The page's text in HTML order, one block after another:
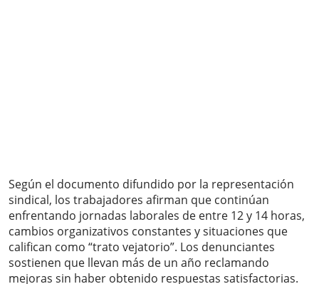
Según el documento difundido por la representación
sindical, los trabajadores afirman que continúan
enfrentando jornadas laborales de entre 12 y 14 horas,
cambios organizativos constantes y situaciones que
califican como “trato vejatorio”. Los denunciantes
sostienen que llevan más de un año reclamando
mejoras sin haber obtenido respuestas satisfactorias.